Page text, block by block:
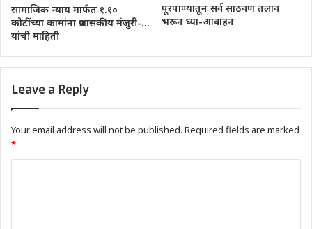
सामाजिक न्याय मार्फत १.१०
कोटींच्या कामांना प्रशासकीय मंजुरी-…
यांची माहिती
पूरपाण्यातून सर्व साठवण तलाव
भरून घ्या-आवाहन
Leave a Reply
Your email address will not be published. Required fields are marked
*